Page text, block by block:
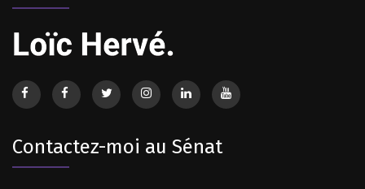
Contactez-moi au Sénat